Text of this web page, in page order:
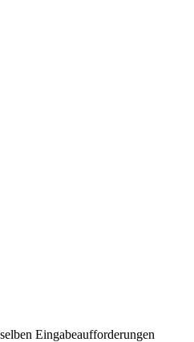
Eingabeaufforderungen